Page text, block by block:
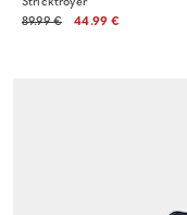
89.99 €
44.99 €